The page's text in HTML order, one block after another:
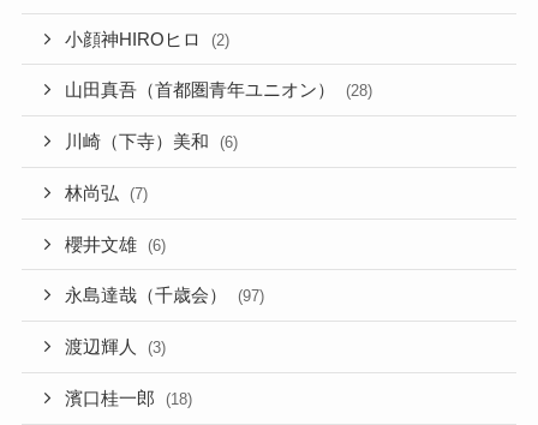
小顔神HIROヒロ (2)
山田真吾（首都圏青年ユニオン） (28)
川崎（下寺）美和 (6)
林尚弘 (7)
櫻井文雄 (6)
永島達哉（千歳会） (97)
渡辺輝人 (3)
濱口桂一郎 (18)